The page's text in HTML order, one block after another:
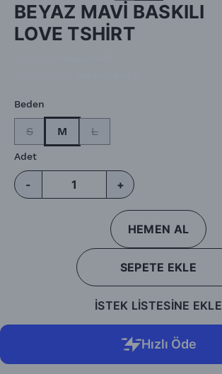
BEYAZ MAVİ BASKILI
LOVE TSHİRT
Beden
S M L
Adet
- +
HEMEN AL
SEPETE EKLE
İSTEK LİSTESİNE EKLE